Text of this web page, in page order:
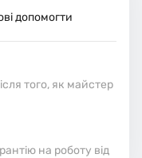
допомогти
того, як майстер
на роботу від